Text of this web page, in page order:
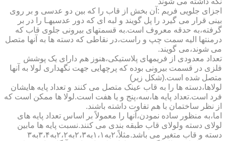
اجزای جلویی فریم :آن بخش از قاب را که بین دو عدسی و بر روی
بینی قرار می گیرد را پل گویند و لبه ای که دور عدسیهـا را در بر
گرفته،به حدقه معروف است.به قسمتهای بیرونی جلوی قاب که
درمنتها الیه سمت چپ و راست،در نقاطی که دسته ها به آنها متصل
می شوند،می گویند.
تعداد معدودی از فریمهای پلاستیکی،هنوز هم دارای یک پوشش
فلزی در قسمت بیرونی بوده که پرچهایی جهت نگهداری لولا به آنها
متصل شده است.(شکل زیر)
لولاها،دسته ها را به قاب عینک متصل می کنند و تعداد پایه هایشان
فرد است.تعداد پایه ها،سه،پنج و یا هفت است.لولا ها ممکن است که
از نظر ساختمان با هم تفاوت داشته باشند.
اما،به منظور ساده نمودن،آنها را معمولاً بر اساس تعداد پایه های
لولای دسته ولولای قاب طبقه بندی می کنند.نسبت پایه ها مابین
دسته و قاب متغیر می باشد.مثلاً،۲به۱،۱به۲،۳به۲،۲به۳،۴به۳